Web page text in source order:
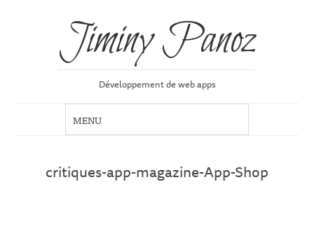
Jiminy Panoz
Développement de web apps
critiques-app-magazine-App-Shop